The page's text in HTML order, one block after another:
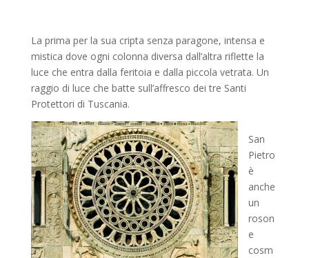
La prima per la sua cripta senza paragone, intensa e
mistica dove ogni colonna diversa dall’altra riflette la
luce che entra dalla feritoia e dalla piccola vetrata. Un
raggio di luce che batte sull’affresco dei tre Santi
Protettori di Tuscania.
San
Pietro
è
anche
un
roson
e
cosm